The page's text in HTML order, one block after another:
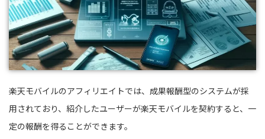
楽天モバイルのアフィリエイトでは、成果報酬型のシステムが採
用されており、紹介したユーザーが楽天モバイルを契約すると、一
定の報酬を得ることができます。